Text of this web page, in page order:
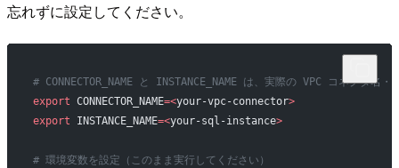
忘れずに設定してください。
# CONNECTOR_NAME と INSTANCE_NAME は、実際の VPC コネクタ名
export CONNECTOR_NAME=<your-vpc-connector>
export INSTANCE_NAME=<your-sql-instance>
# 環境変数を設定（このまま実行してください）